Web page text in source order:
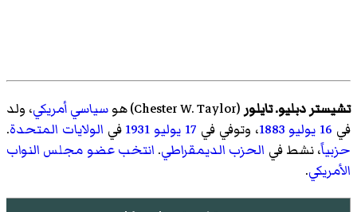
تشيستر دبليو. تايلور(
Chester W. Taylor)‏ هوسياسيأمريكي، ولد
في 16 يوليو 1883، وتوفي في 17 يوليو 1931في الولايات المتحدة.
حزبياً، نشط في الحزب الديمقراطي. انتخب عضو مجلس النواب
الأمريكي.